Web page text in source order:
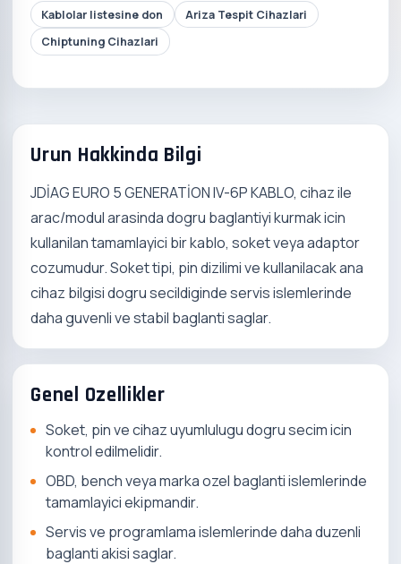
Kablolar listesine don
Ariza Tespit Cihazlari
Chiptuning Cihazlari
Urun Hakkinda Bilgi
JDİAG EURO 5 GENERATİON IV-6P KABLO, cihaz ile
arac/modul arasinda dogru baglantiyi kurmak icin
kullanilan tamamlayici bir kablo, soket veya adaptor
cozumudur. Soket tipi, pin dizilimi ve kullanilacak ana
cihaz bilgisi dogru secildiginde servis islemlerinde
daha guvenli ve stabil baglanti saglar.
Genel Ozellikler
Soket, pin ve cihaz uyumlulugu dogru secim icin
kontrol edilmelidir.
OBD, bench veya marka ozel baglanti islemlerinde
tamamlayici ekipmandir.
Servis ve programlama islemlerinde daha duzenli
baglanti akisi saglar.